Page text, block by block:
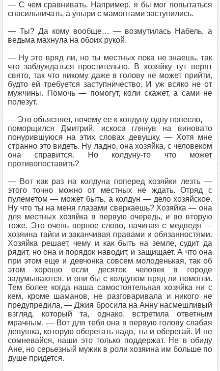
— С чем сравнивать. Например, я бы мог попытаться
снасильничать, а упыри с мамонтами заступились.
— Ты? Да кому вообще… — возмутилась Набель, а
ведьма махнула на обоих рукой.
— Ну это вряд ли, но ты местных пока не знаешь, так
что заблуждаться простительно. В хозяйку тут верят
свято, так что никому даже в голову не может прийти,
будто ей требуется заступничество. И уж всяко не от
мужчины. Помочь — помогут, коли скажет, а сами не
полезут.
— Это объясняет, почему ее к колдуну одну понесло, —
поморщился Дмитрий, искоса глянув на виновато
понурившуюся на этих словах девушку. — Хотя мне
странно это видеть. Ну ладно, она хозяйка, с человеком
она справится. Но колдуну-то что может
противопоставить?
— Вот как раз на колдуна поперед хозяйки лезть —
этого точно можно от местных не ждать. Отряд с
пулеметом — может быть, а колдун — дело хозяйское.
Ну что ты на меня глазами сверкаешь? Хозяйка — она
для местных хозяйка в первую очередь, и во вторую
тоже. Это очень верное слово, начиная с медведя —
хозяина тайги и заканчивая правами и обязанностями.
Хозяйка решает, чему и как быть на земле, судит да
рядит, но она и порядок наводит, и защищает. А что она
при этом еще и девчонка совсем молоденькая, так об
этом хорошо если десяток человек в городе
задумываются, и они бы с колдуном вряд ли помогли.
Тем более когда наша самостоятельная хозяйка ни с
кем, кроме шаманов, не разговаривала и никого не
предупредила, — Джия бросила на Анну насмешливый
взгляд, который та, однако, встретила ответным
мрачным. — Вот для тебя она в первую голову слабая
девушка, которую оберегать надо, ты и оберегай. И не
сомневайся, наши это только поддержат. Не в обиду
Ане, но серьезный мужик в роли хозяина им больше по
душе придется.